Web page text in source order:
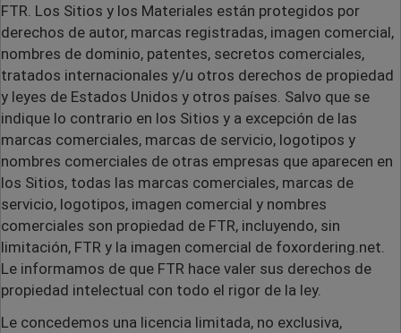
FTR. Los Sitios y los Materiales están protegidos por
derechos de autor, marcas registradas, imagen comercial,
nombres de dominio, patentes, secretos comerciales,
tratados internacionales y/u otros derechos de propiedad
y leyes de Estados Unidos y otros países. Salvo que se
indique lo contrario en los Sitios y a excepción de las
marcas comerciales, marcas de servicio, logotipos y
nombres comerciales de otras empresas que aparecen en
los Sitios, todas las marcas comerciales, marcas de
servicio, logotipos, imagen comercial y nombres
comerciales son propiedad de FTR, incluyendo, sin
limitación, FTR y la imagen comercial de foxordering.net.
Le informamos de que FTR hace valer sus derechos de
propiedad intelectual con todo el rigor de la ley.
Le concedemos una licencia limitada, no exclusiva,